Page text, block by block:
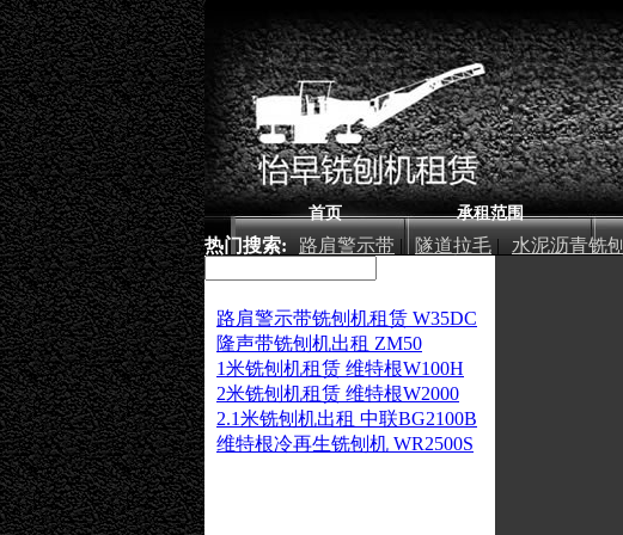
首页 承租范围
热门搜索: 路肩警示带 | 隧道拉毛 | 水泥沥青铣刨
厂房铣刨|
路肩警示带铣刨机租赁 W35DC
隆声带铣刨机出租 ZM50
1米铣刨机租赁 维特根W100H
2米铣刨机租赁 维特根W2000
2.1米铣刨机出租 中联BG2100B
维特根冷再生铣刨机 WR2500S